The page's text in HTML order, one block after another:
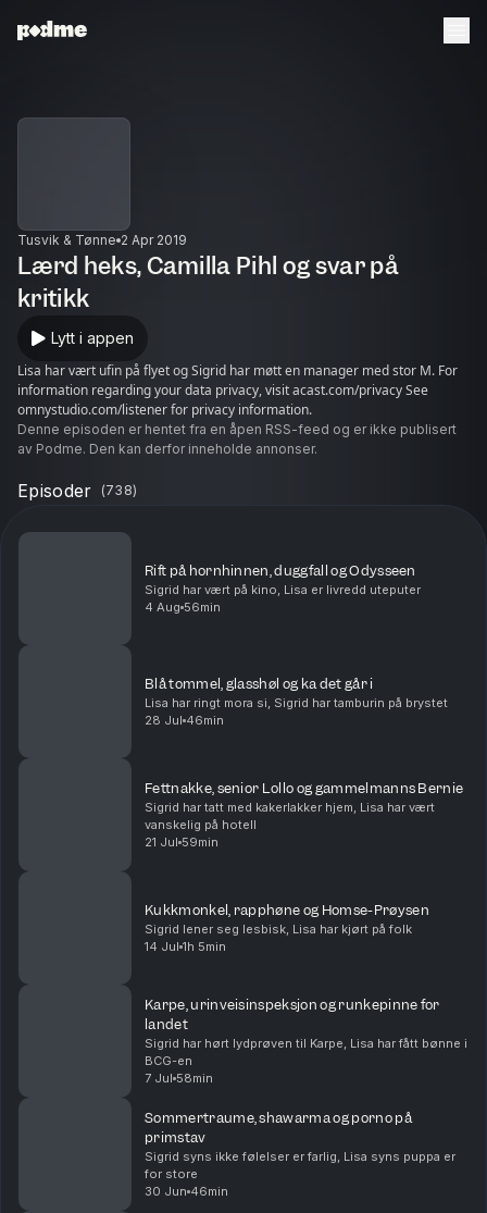
Tusvik & Tønne 2 Apr 2019
Lærd heks, Camilla Pihl og svar på
kritikk
Lytt i appen
Lisa har vært ufin på flyet og Sigrid har møtt en manager med stor M. For
information regarding your data privacy, visit acast.com/privacy See
omnystudio.com/listener for privacy information.
Denne episoden er hentet fra en åpen RSS-feed og er ikke publisert
av Podme. Den kan derfor inneholde annonser.
Episoder (738)
Rift på hornhinnen, duggfall og Odysseen
Sigrid har vært på kino, Lisa er livredd uteputer
4 Aug 56min
Blå tommel, glasshøl og ka det går i
Lisa har ringt mora si, Sigrid har tamburin på brystet
28 Jul 46min
Fettnakke, senior Lollo og gammelmanns Bernie
Sigrid har tatt med kakerlakker hjem, Lisa har vært
vanskelig på hotell
21 Jul 59min
Kukkmonkel, rapphøne og Homse-Prøysen
Sigrid lener seg lesbisk, Lisa har kjørt på folk
14 Jul 1h 5min
Karpe, urinveisinspeksjon og runkepinne for
landet
Sigrid har hørt lydprøven til Karpe, Lisa har fått bønne i
BCG-en
7 Jul 58min
Sommertraume, shawarma og porno på
primstav
Sigrid syns ikke følelser er farlig, Lisa syns puppa er
for store
30 Jun 46min